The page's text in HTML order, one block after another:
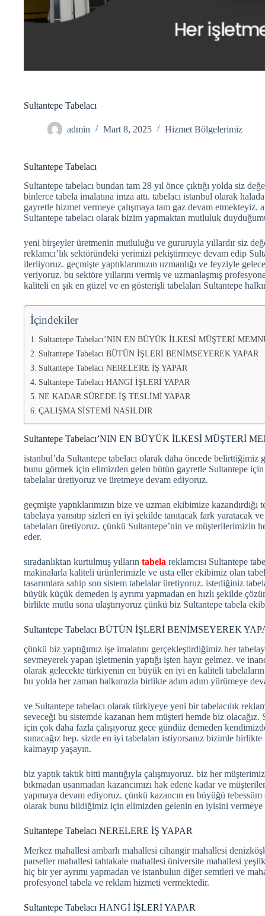
Sultantepe Tabelacı
admin Mart 8, 2025 Hizmet Bölgelerimiz
Sultantepe Tabelacı
Sultantepe tabelacı bundan tam 28 yıl önce çıktığı yolda siz
binlerce tabela imalatına imza attı. tabelacı istanbul olarak
gayretle hizmet vermeye çalışmaya tam gaz devam etmekteyiz.
Sultantepe tabelacı olarak bizim yapmaktan mutluluk
yeni birşeyler üretmenin mutluluğu ve gururuyla yıllardır siz
reklamcı’lık sektöründeki yerimizi pekiştirmeye devam edip
ilerliyoruz. geçmişte yaptıklarımızın uzmanlığı ve feyziyle
veriyoruz. bu sektöre yıllarını vermiş ve uzmanlaşmış
kaliteli en şık en güzel ve en gösterişli tabelaları Sultantepe
İçindekiler
Sultantepe Tabelacı’NIN EN BÜYÜK İLKESİ MÜŞTERİ
Sultantepe Tabelacı BÜTÜN İŞLERİ BENİMSEYEREK YAPAR
Sultantepe Tabelacı NERELERE İŞ YAPAR
Sultantepe Tabelacı HANGİ İŞLERİ YAPAR
NE KADAR SÜREDE İŞ TESLİMİ YAPAR
ÇALIŞMA SİSTEMİ NASILDIR
Sultantepe Tabelacı’NIN EN BÜYÜK İLKESİ MÜŞTERİ
istanbul’da Sultantepe tabelacı olarak daha öncede
bunu görmek için elimizden gelen bütün gayretle Sultantepe
tabelalar üretiyoruz ve üretmeye devam ediyoruz.
geçmişte yaptıklarımızın bize ve uzman ekibimize
tabelaya yansıtıp sizleri en iyi şekilde tanıtacak fark yaratacak
tabelaları üretiyoruz. çünkü Sultantepe’nin ve müşterilerimizin
eder.
sıradanlıktan kurtulmuş yılların tabela reklamcısı Sultantepe
makinalarla kaliteli ürünlerimizle ve usta eller ekibimiz olan
tasarımlara sahip son sistem tabelalar üretiyoruz. istediğiniz
büyük küçük demeden iş ayrımı yapmadan en hızlı şekilde
birlikte mutlu sona ulaştırıyoruz çünkü biz Sultantepe tabela
Sultantepe Tabelacı BÜTÜN İŞLERİ BENİMSEYEREK
çünkü biz yaptığımız işe imalatını gerçekleştirdiğimiz her
sevmeyerek yapan işletmenin yaptığı işten hayır gelmez. ve
olarak gelecekte türkiyenin en büyük en iyi en kaliteli
bu yolda her zaman halkımızla birlikte adım adım yürümeye
ve Sultantepe tabelacı olarak türkiyeye yeni bir tabelacılık
seveceği bu sistemde kazanan hem müşteri hemde biz
için çok daha fazla çalışıyoruz gece gündüz demeden
sunacağız hep. sizde en iyi tabelaları istiyorsanız bizimle
kalmayıp yaşayın.
biz yaptık taktık bitti mantığıyla çalışmıyoruz. biz her
bıkmadan usanmadan kazancımızı hak edene kadar ve
yapmaya devam ediyoruz. çünkü kazancın en büyüğü
olarak bunu bildiğimiz için elimizden gelenin en iyisini vermeye
Sultantepe Tabelacı NERELERE İŞ YAPAR
Merkez mahallesi ambarlı mahallesi cihangir mahallesi
parseller mahallesi tahtakale mahallesi üniversite mahallesi
hiç bir yer ayrımı yapmadan ve istanbulun diğer semtleri ve
profesyonel tabela ve reklam hizmeti vermektedir.
Sultantepe Tabelacı HANGİ İŞLERİ YAPAR